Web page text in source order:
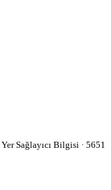
Yer Sağlayıcı Bilgisi · 5651